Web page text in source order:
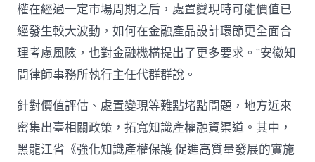
權在經過一定市場周期之后，處置變現時可能價值已
經發生較大波動，如何在金融產品設計環節更全面合
理考慮風險，也對金融機構提出了更多要求。”安徽知
問律師事務所執行主任代群群說。
針對價值評估、處置變現等難點堵點問題，地方近來
密集出臺相關政策，拓寬知識產權融資渠道。其中，
黑龍江省《強化知識產權保護 促進高質量發展的實施